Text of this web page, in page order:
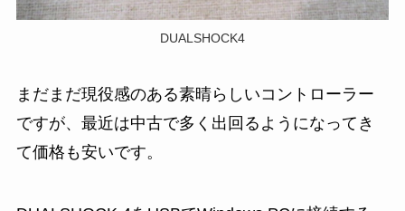
DUALSHOCK4
まだまだ現役感のある素晴らしいコントローラー
ですが、最近は中古で多く出回るようになってき
て価格も安いです。